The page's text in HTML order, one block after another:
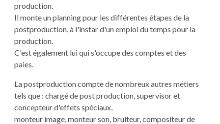
production.
Il monte un planning pour les différentes étapes de la
postproduction, à l'instar d'un emploi du temps pour la
production.
C'est également lui qui s'occupe des comptes et des
paies.
La postproduction compte de nombreux autres métiers
tels que : chargé de post production, supervisor et
concepteur d'effets spéciaux,
monteur image, monteur son, bruiteur, compositeur de